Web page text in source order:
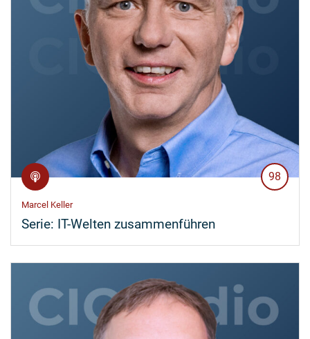
98
Marcel Keller
Serie: IT-Welten zusammenführen